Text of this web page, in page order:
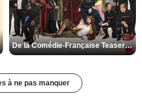
De la Comédie-Française Teaser VF
à ne pas manquer